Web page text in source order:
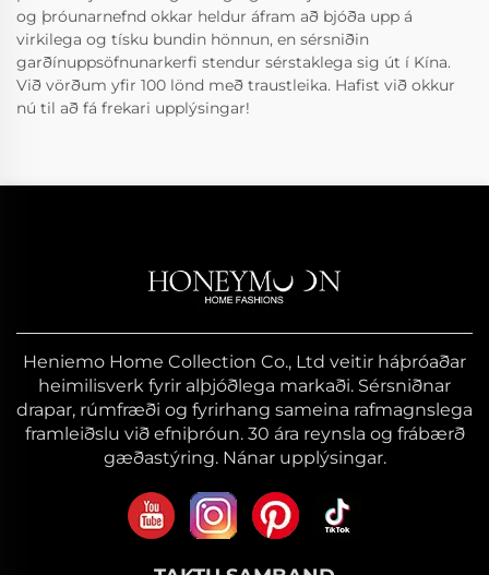
og þróunarnefnd okkar heldur áfram að bjóða upp á
virkilega og tísku bundin hönnun, en sérsniðin
garðínuppsöfnunarkerfi stendur sérstaklega sig út í Kína.
Við vörðum yfir 100 lönd með traustleika. Hafist við okkur
nú til að fá frekari upplýsingar!
Heniemo Home Collection Co., Ltd veitir háþróaðar
heimilisverk fyrir alþjóðlega markaði. Sérsniðnar
drapar, rúmfræði og fyrirhang sameina rafmagnslega
framleiðslu við efniþróun. 30 ára reynsla og frábærð
gæðastýring. Nánar upplýsingar.